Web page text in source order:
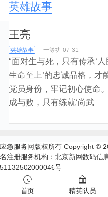
英雄故事
王亮
英雄故事 一等功 07-31
“面对生与死，只有传承‘人
生命至上’的忠诚品格，才
党员身份，牢记初心使命
成与败，只有练就‘尚武
首页 精英队员
应急服务网版权所有 Copyright ©
名注册服务机构：北京新网数码信
51132502000046号